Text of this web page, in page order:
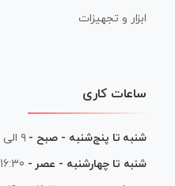
ابزار و تجهیزات
ساعات کاری
شنبه تا پنج‌شنبه - صبح - ۹ الی ۱۳
شنبه تا چهارشنبه - عصر - 16:30 الی 20